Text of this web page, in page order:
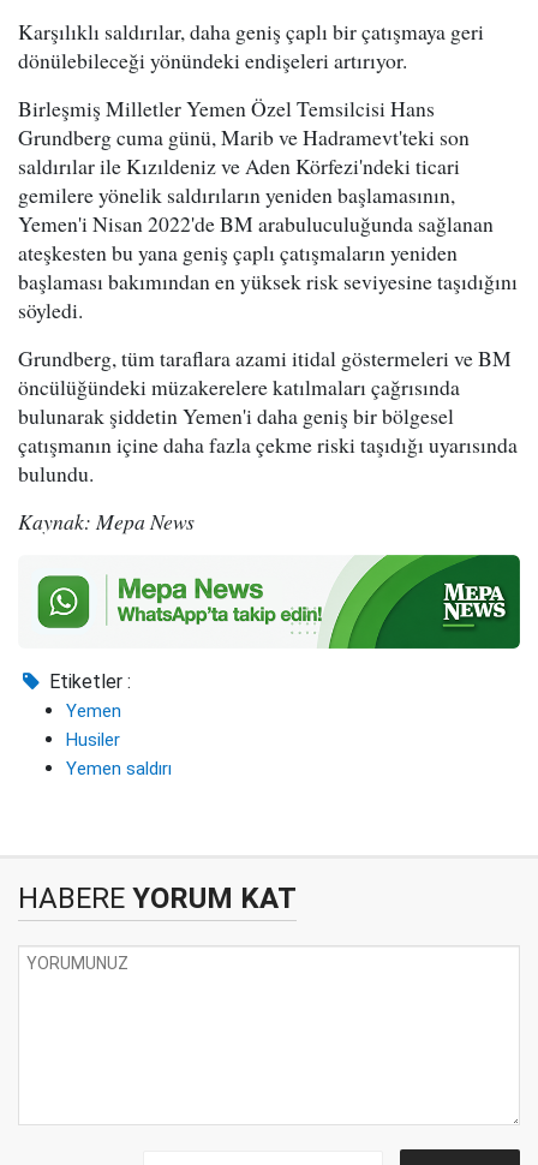
Karşılıklı saldırılar, daha geniş çaplı bir çatışmaya geri
dönülebileceği yönündeki endişeleri artırıyor.
Birleşmiş Milletler Yemen Özel Temsilcisi Hans
Grundberg cuma günü, Marib ve Hadramevt'teki son
saldırılar ile Kızıldeniz ve Aden Körfezi'ndeki ticari
gemilere yönelik saldırıların yeniden başlamasının,
Yemen'i Nisan 2022'de BM arabuluculuğunda sağlanan
ateşkesten bu yana geniş çaplı çatışmaların yeniden
başlaması bakımından en yüksek risk seviyesine taşıdığını
söyledi.
Grundberg, tüm taraflara azami itidal göstermeleri ve BM
öncülüğündeki müzakerelere katılmaları çağrısında
bulunarak şiddetin Yemen'i daha geniş bir bölgesel
çatışmanın içine daha fazla çekme riski taşıdığı uyarısında
bulundu.
Kaynak: Mepa News
Etiketler :
Yemen
Husiler
Yemen saldırı
HABERE YORUM KAT